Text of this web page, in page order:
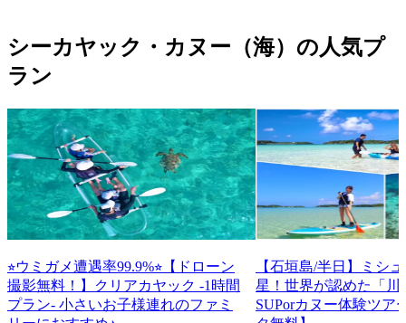
シーカヤック・カヌー（海）の人気プ
ラン
⭐︎ウミガメ遭遇率99.9%⭐︎【ドローン
撮影無料！】クリアカヤック -1時間
プラン- 小さいお子様連れのファミ
【石垣島/半日】ミシ
星！世界が認めた「川
SUPorカヌー体験ツア